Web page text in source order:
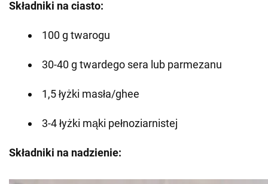
Składniki na ciasto:
100 g twarogu
30-40 g twardego sera lub parmezanu
1,5 łyżki masła/ghee
3-4 łyżki mąki pełnoziarnistej
Składniki na nadzienie: